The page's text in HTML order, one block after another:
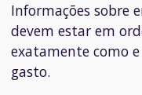
Informações sobre
devem estar em
exatamente como
gasto.